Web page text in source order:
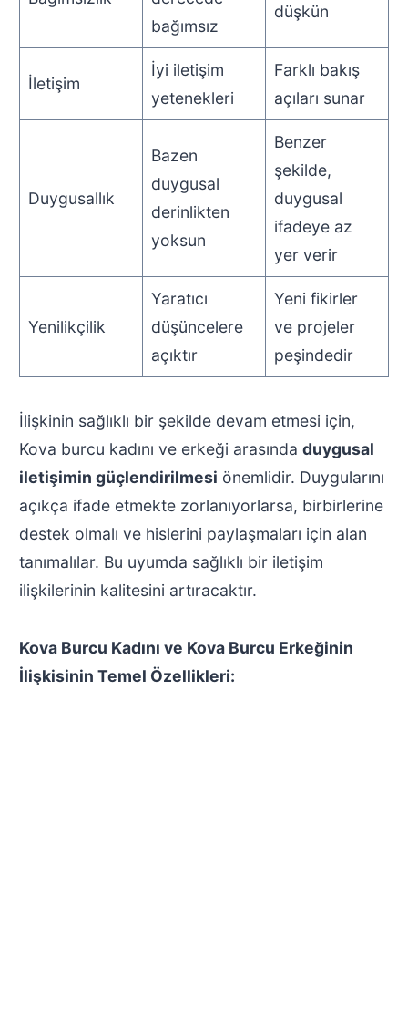
bağımsız
düşkün
İletişim
İyi iletişim
yetenekleri
Farklı bakış
açıları sunar
Duygusallık
Bazen
duygusal
derinlikten
yoksun
Benzer
şekilde,
duygusal
ifadeye az
yer verir
Yenilikçilik
Yaratıcı
düşüncelere
açıktır
Yeni fikirler
ve projeler
peşindedir
İlişkinin sağlıklı bir şekilde devam etmesi için,
Kova burcu kadını ve erkeği arasında duygusal
iletişimin güçlendirilmesi önemlidir. Duygularını
açıkça ifade etmekte zorlanıyorlarsa, birbirlerine
destek olmalı ve hislerini paylaşmaları için alan
tanımalılar. Bu uyumda sağlıklı bir iletişim
ilişkilerinin kalitesini artıracaktır.
Kova Burcu Kadını ve Kova Burcu Erkeğinin
İlişkisinin Temel Özellikleri: